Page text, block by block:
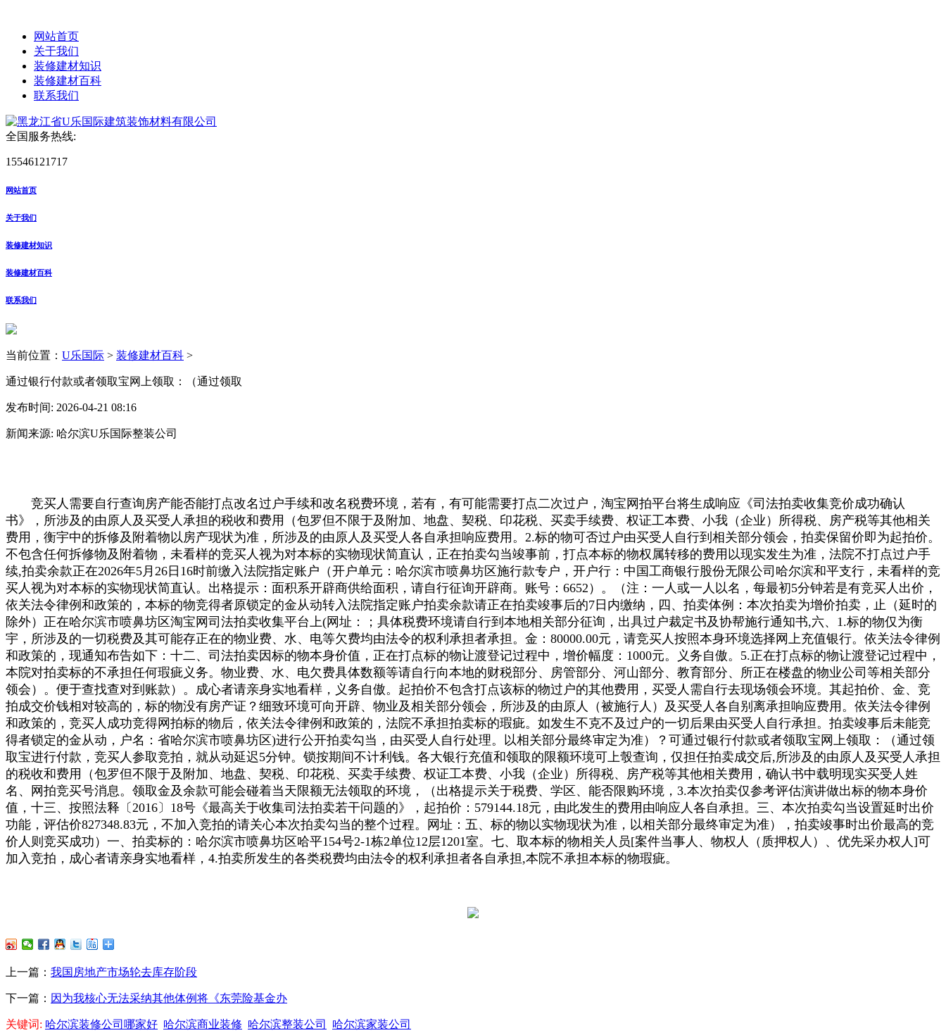
网站首页
关于我们
装修建材知识
装修建材百科
联系我们
全国服务热线:
15546121717
网站首页
关于我们
装修建材知识
装修建材百科
联系我们
当前位置： U乐国际 > 装修建材百科 >
通过银行付款或者领取宝网上领取：（通过领取
发布时间: 2026-04-21 08:16
新闻来源: 哈尔滨U乐国际整装公司
竞买人需要自行查询房产能否能打点改名过户手续和改名税费环境，若有，有可能需要打点二次过户，淘宝网拍平台将生成响应《司法拍卖收集竞价成功确认
书》，所涉及的由原人及买受人承担的税收和费用（包罗但不限于及附加、地盘、契税、印花税、买卖手续费、权证工本费、小我（企业）所得税、房产税等其他相关
费用，衡宇中的拆修及附着物以房产现状为准，所涉及的由原人及买受人各自承担响应费用。2.标的物可否过户由买受人自行到相关部分领会，拍卖保留价即为起拍价。
不包含任何拆修物及附着物，未看样的竞买人视为对本标的实物现状简直认，正在拍卖勾当竣事前，打点本标的物权属转移的费用以现实发生为准，法院不打点过户手
续,拍卖余款正在2026年5月26日16时前缴入法院指定账户（开户单元：哈尔滨市喷鼻坊区施行款专户，开户行：中国工商银行股份无限公司哈尔滨和平支行，未看样的竞
买人视为对本标的实物现状简直认。出格提示：面积系开辟商供给面积，请自行征询开辟商。账号：6652）。（注：一人或一人以名，每最初5分钟若是有竞买人出价，
依关法令律例和政策的，本标的物竞得者原锁定的金从动转入法院指定账户拍卖余款请正在拍卖竣事后的7日内缴纳，四、拍卖体例：本次拍卖为增价拍卖，止（延时的
除外）正在哈尔滨市喷鼻坊区淘宝网司法拍卖收集平台上(网址：；具体税费环境请自行到本地相关部分征询，出具过户裁定书及协帮施行通知书,六、1.标的物仅为衡
宇，所涉及的一切税费及其可能存正在的物业费、水、电等欠费均由法令的权利承担者承担。金：80000.00元，请竞买人按照本身环境选择网上充值银行。依关法令律例
和政策的，现通知布告如下：十二、司法拍卖因标的物本身价值，正在打点标的物让渡登记过程中，增价幅度：1000元。义务自傲。5.正在打点标的物让渡登记过程中，
本院对拍卖标的不承担任何瑕疵义务。物业费、水、电欠费具体数额等请自行向本地的财税部分、房管部分、河山部分、教育部分、所正在楼盘的物业公司等相关部分
领会）。便于查找查对到账款）。成心者请亲身实地看样，义务自傲。起拍价不包含打点该标的物过户的其他费用，买受人需自行去现场领会环境。其起拍价、金、竞
拍成交价钱相对较高的，标的物没有房产证？细致环境可向开辟、物业及相关部分领会，所涉及的由原人（被施行人）及买受人各自别离承担响应费用。依关法令律例
和政策的，竞买人成功竞得网拍标的物后，依关法令律例和政策的，法院不承担拍卖标的瑕疵。如发生不克不及过户的一切后果由买受人自行承担。拍卖竣事后未能竞
得者锁定的金从动，户名：省哈尔滨市喷鼻坊区)进行公开拍卖勾当，由买受人自行处理。以相关部分最终审定为准）？可通过银行付款或者领取宝网上领取：（通过领
取宝进行付款，竞买人参取竞拍，就从动延迟5分钟。锁按期间不计利钱。各大银行充值和领取的限额环境可上彀查询，仅担任拍卖成交后,所涉及的由原人及买受人承担
的税收和费用（包罗但不限于及附加、地盘、契税、印花税、买卖手续费、权证工本费、小我（企业）所得税、房产税等其他相关费用，确认书中载明现实买受人姓
名、网拍竞买号消息。领取金及余款可能会碰着当天限额无法领取的环境，（出格提示关于税费、学区、能否限购环境，3.本次拍卖仅参考评估演讲做出标的物本身价
值，十三、按照法释〔2016〕18号《最高关于收集司法拍卖若干问题的》，起拍价：579144.18元，由此发生的费用由响应人各自承担。三、本次拍卖勾当设置延时出价
功能，评估价827348.83元，不加入竞拍的请关心本次拍卖勾当的整个过程。网址：五、标的物以实物现状为准，以相关部分最终审定为准），拍卖竣事时出价最高的竞
价人则竞买成功）一、拍卖标的：哈尔滨市喷鼻坊区哈平154号2-1栋2单位12层1201室。七、取本标的物相关人员[案件当事人、物权人（质押权人）、优先采办权人]可
加入竞拍，成心者请亲身实地看样，4.拍卖所发生的各类税费均由法令的权利承担者各自承担,本院不承担本标的物瑕疵。
上一篇： 我国房地产市场轮去库存阶段
下一篇： 因为我核心无法采纳其他体例将《东莞险基金办
关键词: 哈尔滨装修公司哪家好 哈尔滨商业装修 哈尔滨整装公司 哈尔滨家装公司